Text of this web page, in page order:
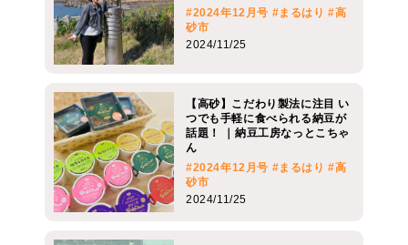
#2024年12月号 #まるはり #高
砂市
2024/11/25
【高砂】こだわり製法に注目 い
つでも手軽に食べられる納豆が
話題！ ｜納豆工房なっとこちゃ
ん
#2024年12月号 #まるはり #高
砂市
2024/11/25